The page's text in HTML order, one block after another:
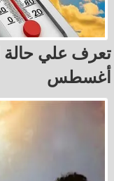
أغسطس